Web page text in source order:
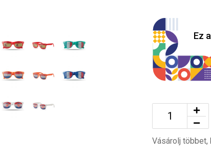
Ez
Vásárolj